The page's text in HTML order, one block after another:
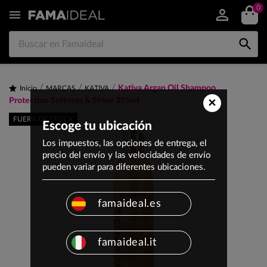
 0

FUERA DE STOCK
Inicio MARCAS KATIVA
Kativa Argan Oil Shampoo
Protection Softness & Shine 355ml
×
Escoge tu ubicación
Los impuestos, las opciones de entrega, el
precio del envío y las velocidades de envío
pueden variar para diferentes ubicaciones.
famaideal.es
famaideal.it